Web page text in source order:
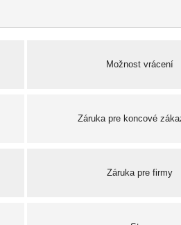
Možnost vrácení
Záruka pre koncové
Záruka pre firmy